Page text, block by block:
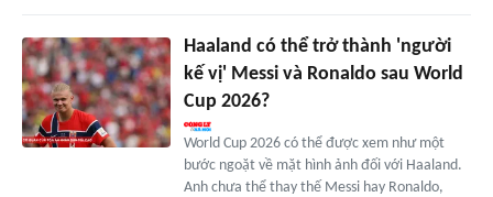
Haaland có thể trở thành 'người
kế vị' Messi và Ronaldo sau World
Cup 2026?
World Cup 2026 có thể được xem như một
bước ngoặt về mặt hình ảnh đối với Haaland.
Anh chưa thể thay thế Messi hay Ronaldo,